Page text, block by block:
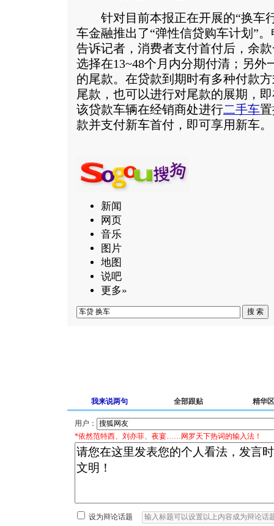
针对目前本报正在开展的“换车
车金融推出了“弹性信贷购车计划”
告诉记者，消费者支付首付后，余
选择在13~48个月内分期付清；另外
的尾款。在贷款到期时有多种付款
尾款，也可以进行对尾款的展期，
该贷款车辆在经销商处进行二手车
款并支付新车首付，即可享用新车。
新闻
网页
音乐
图片
地图
说吧
更多»
我来说两句 全部跟贴 精华区
用户：
*依然范特西、刘亦菲、夜宴……网罗天下热词的输入法！
设为辩论话题